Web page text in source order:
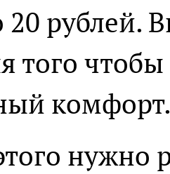
20 рублей.
того
нужно